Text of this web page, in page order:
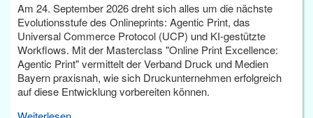
Am 24. September 2026 dreht sich alles um die nächste
Evolutionsstufe des Onlineprints: Agentic Print, das
Universal Commerce Protocol (UCP) und KI-gestützte
Workflows. Mit der Masterclass "Online Print Excellence:
Agentic Print" vermittelt der Verband Druck und Medien
Bayern praxisnah, wie sich Druckunternehmen erfolgreich
auf diese Entwicklung vorbereiten können.